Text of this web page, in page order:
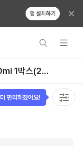
앱 설치하기
1박스(24
편리해졌어요!